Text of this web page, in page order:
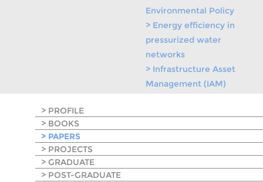
Environmental Policy
> Energy efficiency in
pressurized water
networks
> Infrastructure Asset
Management (IAM)
> PROFILE
> BOOKS
> PAPERS
> PROJECTS
> GRADUATE
> POST-GRADUATE